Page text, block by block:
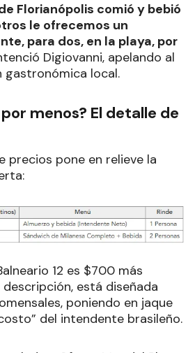
Florianópolis comió y bebió
le ofrecemos un
para dos, en la playa, por
Digiovanni, apelando al
local.
menos? El detalle de
precios pone en relieve la
12 es $700 más
está diseñada
poniendo en jaque
del intendente brasileño.